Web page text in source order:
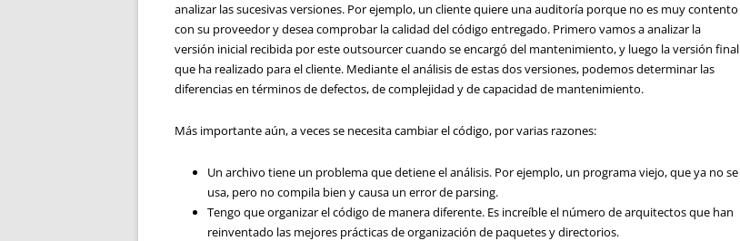
analizar las sucesivas versiones. Por ejemplo, un cliente quiere una auditoría porque no es muy contento
con su proveedory deseacomprobar la calidad delcódigo entregado. Primero vamos a analizar la
versión inicial recibida por este outsourcer cuando se encargó del mantenimiento, y luego la versión final
que ha realizado parael cliente. Mediante el análisis deestas dos versiones, podemos determinar las
diferenciasen términos dedefectos, de complejidad y de capacidad de mantenimiento.
Más importante aún, a veces se necesitacambiar elcódigo, por varias razones:
Un archivo tiene un problema que detiene el análisis. Por ejemplo, un programa viejo, que ya no se
usa, pero no compila bien y causa un error de parsing.
Tengo que organizar el código de manera diferente. Es increíble el número de arquitectos que han
reinventado las mejores prácticas de organización de paquetes y directorios.